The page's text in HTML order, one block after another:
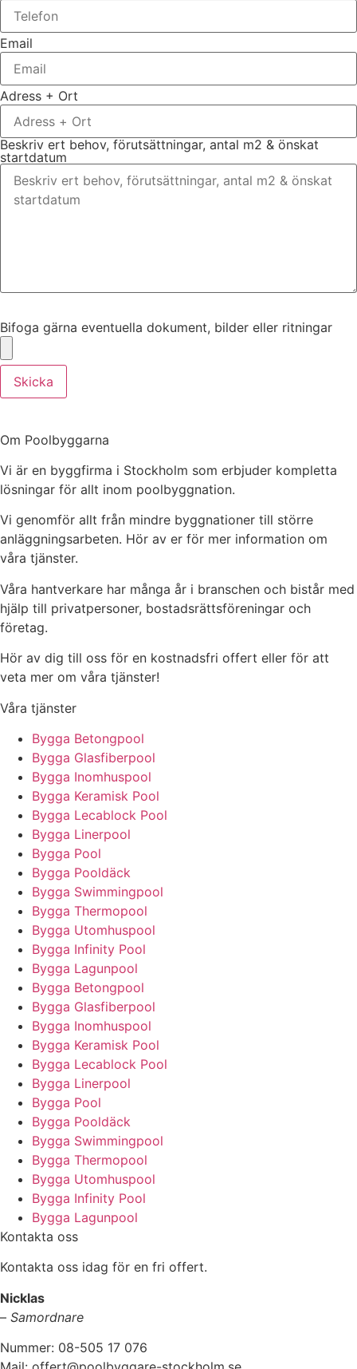
Email
Adress + Ort
Beskriv ert behov, förutsättningar, antal m2 & önskat
startdatum
Bifoga gärna eventuella dokument, bilder eller ritningar
Skicka
Om Poolbyggarna
Vi är en byggfirma i Stockholm som erbjuder kompletta
lösningar för allt inom poolbyggnation.
Vi genomför allt från mindre byggnationer till större
anläggningsarbeten. Hör av er för mer information om
våra tjänster.
Våra hantverkare har många år i branschen och bistår med
hjälp till privatpersoner, bostadsrättsföreningar och
företag.
Hör av dig till oss för en kostnadsfri offert eller för att
veta mer om våra tjänster!
Våra tjänster
Bygga Betongpool
Bygga Glasfiberpool
Bygga Inomhuspool
Bygga Keramisk Pool
Bygga Lecablock Pool
Bygga Linerpool
Bygga Pool
Bygga Pooldäck
Bygga Swimmingpool
Bygga Thermopool
Bygga Utomhuspool
Bygga Infinity Pool
Bygga Lagunpool
Bygga Betongpool
Bygga Glasfiberpool
Bygga Inomhuspool
Bygga Keramisk Pool
Bygga Lecablock Pool
Bygga Linerpool
Bygga Pool
Bygga Pooldäck
Bygga Swimmingpool
Bygga Thermopool
Bygga Utomhuspool
Bygga Infinity Pool
Bygga Lagunpool
Kontakta oss
Kontakta oss idag för en fri offert.
Nicklas
– Samordnare
Nummer: 08-505 17 076